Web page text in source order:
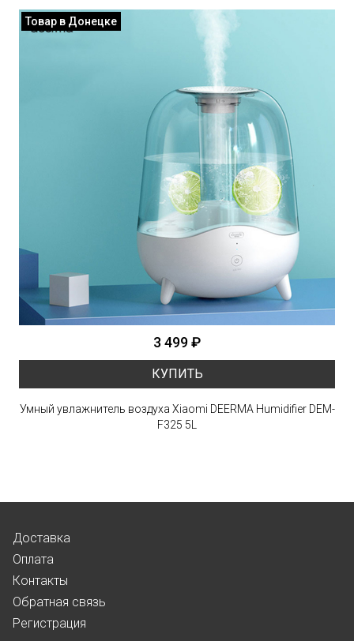
Товар в Донецке
3 499 ₽
КУПИТЬ
Умный увлажнитель воздуха Xiaomi DEERMA Humidifier DEM-
F325 5L
Доставка
Оплата
Контакты
Обратная связь
Регистрация